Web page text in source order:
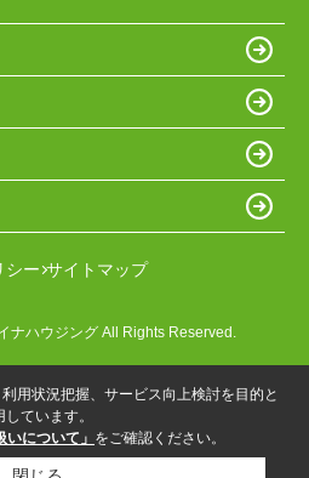
シー サイトマップ
ナハウジング All Rights Reserved.
用状況把握、サービス向上検討を目的と
ています。
いについて」 をご確認ください。